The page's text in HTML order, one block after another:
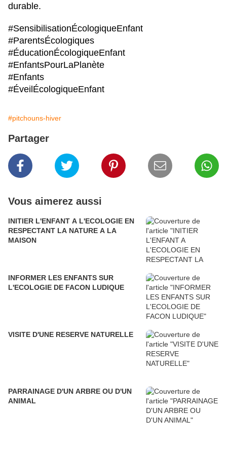
durable.
#SensibilisationÉcologiqueEnfant
#ParentsÉcologiques
#ÉducationÉcologiqueEnfant
#EnfantsPourLaPlanète
#Enfants
#ÉveilÉcologiqueEnfant
#pitchouns-hiver
Partager
Vous aimerez aussi
INITIER L'ENFANT A L'ECOLOGIE EN
RESPECTANT LA NATURE A LA
MAISON
INFORMER LES ENFANTS SUR
L'ECOLOGIE DE FACON LUDIQUE
VISITE D'UNE RESERVE NATURELLE
PARRAINAGE D'UN ARBRE OU D'UN
ANIMAL